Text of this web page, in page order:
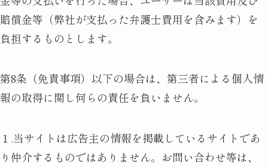
賠償金等（弊社が支払った弁護士費用を含みます）を
負担するものとします。
第8条（免責事項）以下の場合は、第三者による個人情
報の取得に関し何らの責任を負いません。
１.当サイトは広告主の情報を掲載しているサイトであ
り仲介するものではありません。お問い合わせ等は、